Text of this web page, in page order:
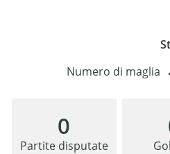
Numero di maglia
0
Partite disputate